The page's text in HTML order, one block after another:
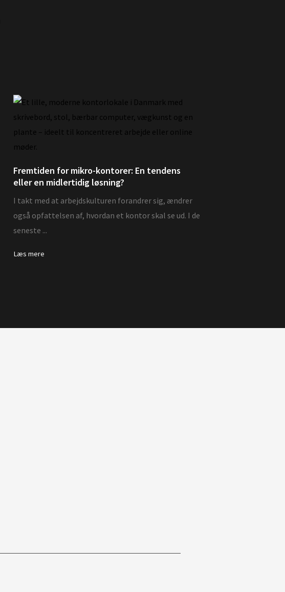
Fremtiden for mikro-kontorer: En tendens
eller en midlertidig løsning?
I takt med at arbejdskulturen forandrer sig, ændrer
også opfattelsen af, hvordan et kontor skal se ud. I de
seneste ...
Læs mere